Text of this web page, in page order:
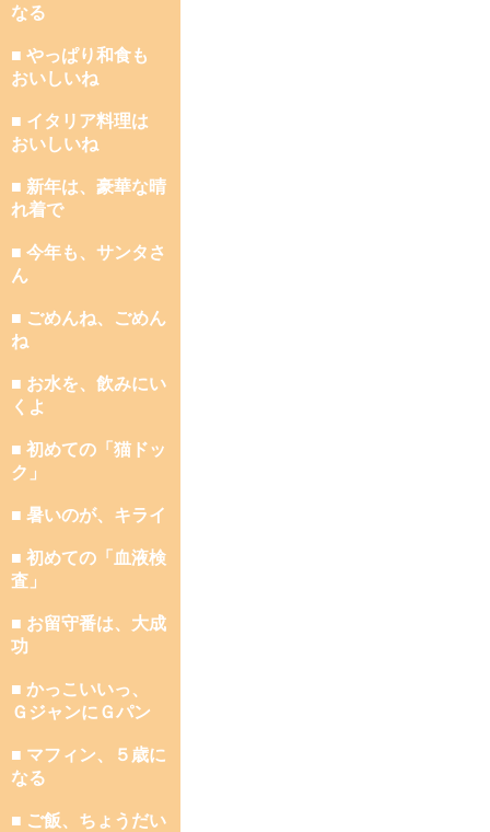
なる
■ やっぱり和食も
おいしいね
■ イタリア料理は
おいしいね
■ 新年は、豪華な晴
れ着で
■ 今年も、サンタさ
ん
■ ごめんね、ごめん
ね
■ お水を、飲みにい
くよ
■ 初めての「猫ドッ
ク」
■ 暑いのが、キライ
■ 初めての「血液検
査」
■ お留守番は、大成
功
■ かっこいいっ、
ＧジャンにＧパン
■ マフィン、５歳に
なる
■ ご飯、ちょうだい